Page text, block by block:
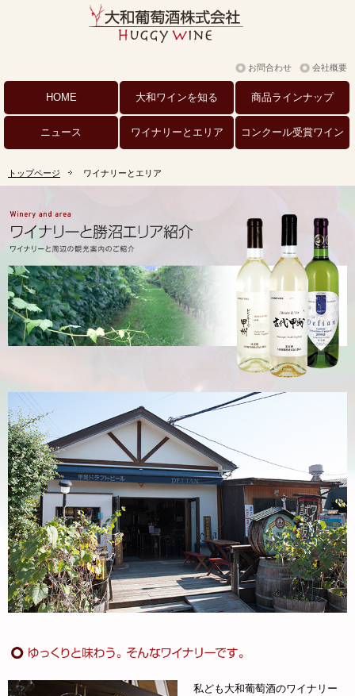
会社概要
お問合わせ
HOME 大和ワインを知る 商品ラインナップ
ニュース ワイナリーと エリア コンクール受賞ワイン
トップページ ワイナリーとエリア
私ども大和葡萄酒のワイナリー